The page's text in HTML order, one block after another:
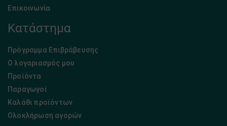
Επικοινωνία
Κατάστημα
Πρόγραμμα Επιβράβευσης
Ο λογαριασμός μου
Προϊόντα
Παραγωγοί
Καλάθι προϊόντων
Ολοκλήρωση αγορών